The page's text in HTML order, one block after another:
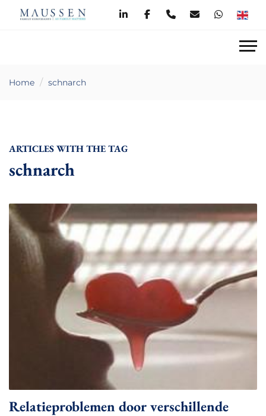
Home schnarch
ARTICLES WITH THE TAG
schnarch
Relatieproblemen door verschillende